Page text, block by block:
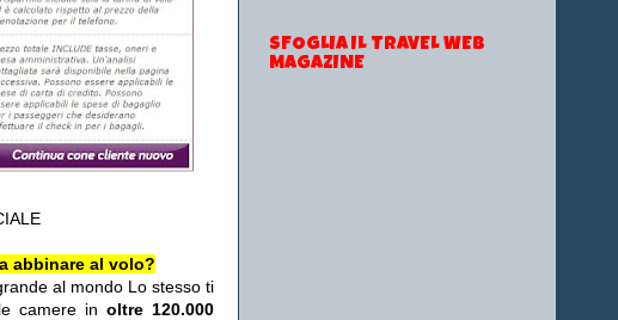
abbinare al volo?
al mondo Lo stesso ti
camere in oltre 120.000
SFOGLIA IL TRAVEL WEB
MAGAZINE